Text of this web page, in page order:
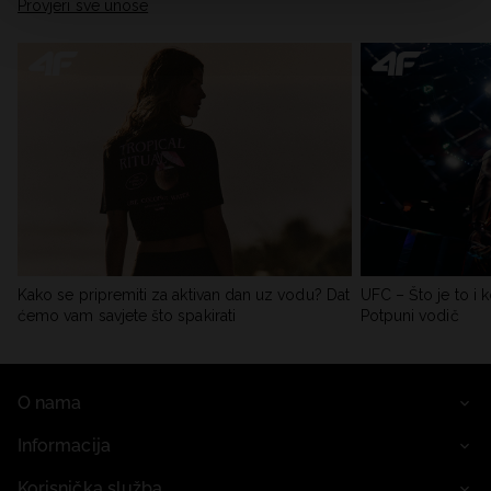
Provjeri sve unose
Kako se pripremiti za aktivan dan uz vodu? Dat
ćemo vam savjete što spakirati
UFC – Što je to i
Potpuni vodič
O nama
Informacija